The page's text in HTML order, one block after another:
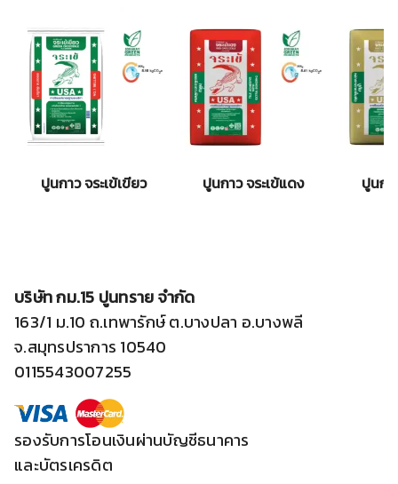
ปูนกาว จระเข้เขียว ปูนกาว จระเข้แดง ปูนกา
บริษัท กม.15 ปูนทราย จำกัด
163/1 ม.10 ถ.เทพารักษ์ ต.บางปลา อ.บางพลี
จ.สมุทรปราการ 10540
0115543007255
รองรับการโอนเงินผ่านบัญชีธนาคาร
และบัตรเครดิต